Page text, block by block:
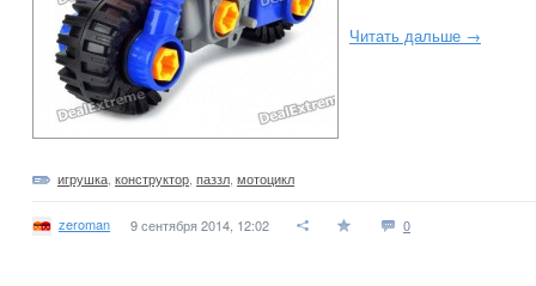
Читать дальше →
игрушка конструктор паззл мотоцикл
zeroman 9 сентября 2014, 12:02 0